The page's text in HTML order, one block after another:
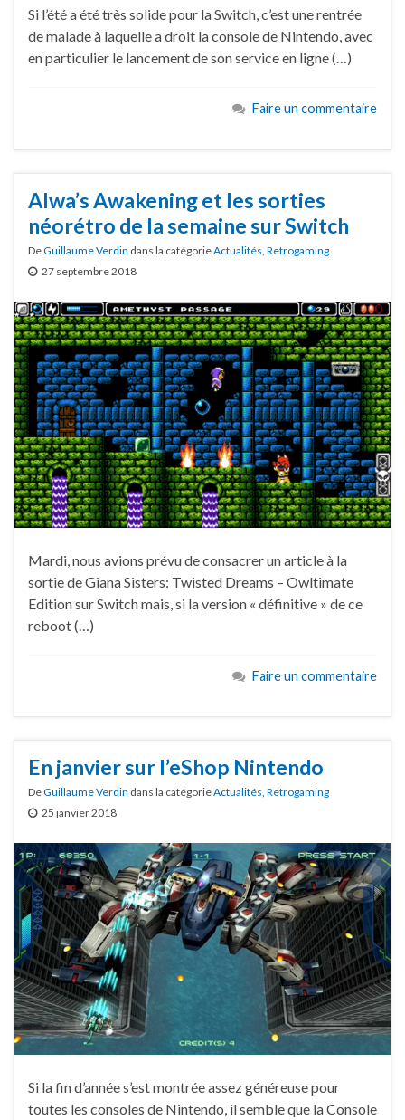
Si l’été a été très solide pour la Switch, c’est une rentrée
de malade à laquelle a droit la console de Nintendo, avec
en particulier le lancement de son service en ligne (…)
Faire un commentaire
Alwa’s Awakening et les sorties
néorétro de la semaine sur Switch
DeGuillaume Verdin dans la catégorieActualités Retrogaming
27 septembre 2018
Mardi, nous avions prévu de consacrer un article à la
sortie de Giana Sisters: Twisted Dreams – Owltimate
Edition sur Switch mais, si la version « définitive » de ce
reboot (…)
Faire un commentaire
En janvier sur l’eShop Nintendo
DeGuillaume Verdin dans la catégorieActualités, Retrogaming
25 janvier 2018
Si la fin d’année s’est montrée assez généreuse pour
toutes les consoles de Nintendo, il semble que la Console